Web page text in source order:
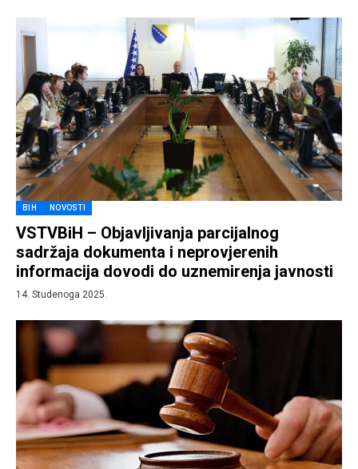
BIH NOVOSTI
VSTVBiH – Objavljivanja parcijalnog
sadržaja dokumenta i neprovjerenih
informacija dovodi do uznemirenja javnosti
14. Studenoga 2025.